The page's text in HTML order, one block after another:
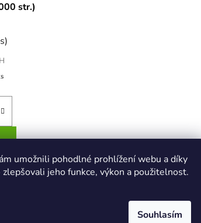
umožnili pohodlné prohlížení webu a díky
jeho funkce, výkon a použitelnost.
Souhlasím
str.)
v